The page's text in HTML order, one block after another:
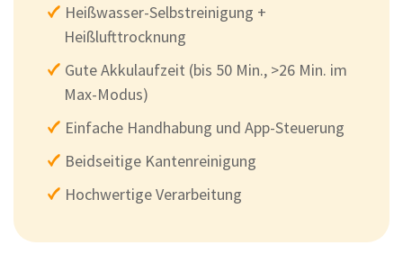
Heißwasser-Selbstreinigung +
Heißlufttrocknung
Gute Akkulaufzeit (bis 50 Min., >26 Min. im
Max-Modus)
Einfache Handhabung und App-Steuerung
Beidseitige Kantenreinigung
Hochwertige Verarbeitung